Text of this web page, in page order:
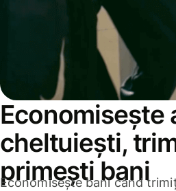
Economisește
cheltuiești,
primești bani
Economisește bani când